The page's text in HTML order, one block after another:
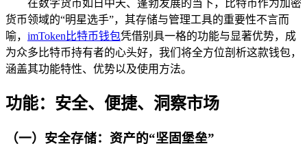
在数字货币如日中天、蓬勃发展的当下，比特币作为加密
货币领域的“明星选手”，其存储与管理工具的重要性不言而
喻， imToken 比特币钱包凭借别具一格的功能与显著优势，成
为众多比特币持有者的心头好，我们将全方位剖析这款钱包，
涵盖其功能特性、优势以及使用方法。
功能：安全、便捷、洞察市场
（一）安全存储：资产的“坚固堡垒”